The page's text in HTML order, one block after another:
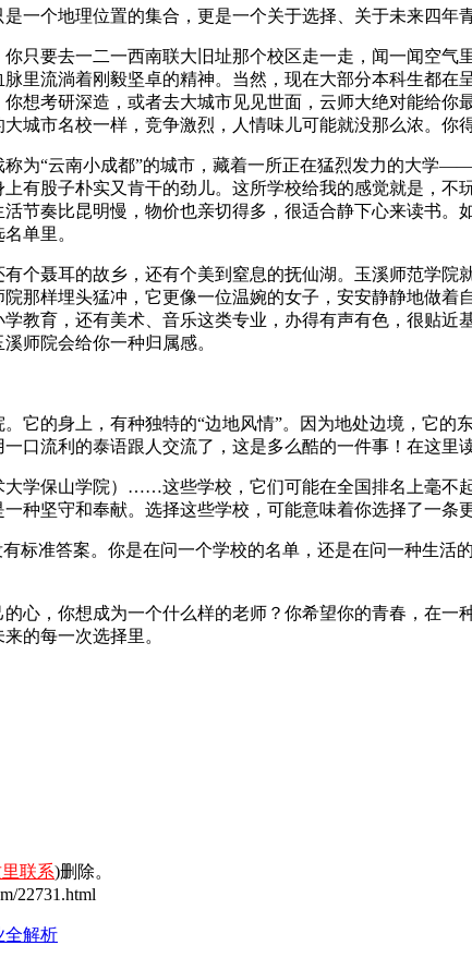
一个地理位置的集合，更是一个关于选择、关于未来四年
只要去一二一西南联大旧址那个校区走一走，闻一闻空
里流淌着刚毅坚卓的精神。当然，现在大部分本科生都
想考研深造，或者去大城市见见世面，云师大绝对能给
城市名校一样，竞争激烈，人情味儿可能就没那么浓。你
为“云南小成都”的城市，藏着一所正在猛烈发力的大学
有股子朴实又肯干的劲儿。这所学校给我的感觉就是，
节奏比昆明慢，物价也亲切得多，很适合静下心来读书
单里。
个聂耳的故乡，还有个美到窒息的抚仙湖。玉溪师范学院
那样埋头猛冲，它更像一位温婉的女子，安安静静地做
教育，还有美术、音乐这类专业，办得有声有色，很贴近
师院会给你一种归属感。
它的身上，有种独特的“边地风情”。因为地处边境，它
口流利的泰语跟人交流了，这是多么酷的一件事！在这里
学保山学院）……这些学校，它们可能在全国排名上毫不
种坚守和奉献。选择这些学校，可能意味着你选择了一条
标准答案。你是在问一个学校的名单，还是在问一种生
心，你想成为一个什么样的老师？你希望你的青春，在
的每一次选择里。
联系)删除。
22731.html
全解析